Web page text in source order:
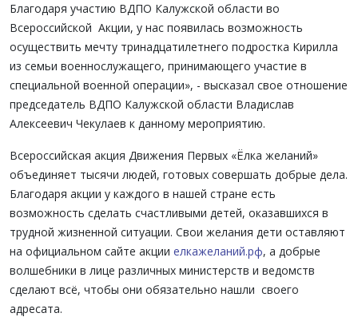
Благодаря участию ВДПО Калужской области во
Всероссийской Акции, у нас появилась возможность
осуществить мечту тринадцатилетнего подростка Кирилла
из семьи военнослужащего, принимающего участие в
специальной военной операции», - высказал свое отношение
председатель ВДПО Калужской области Владислав
Алексеевич Чекулаев к данному мероприятию.
Всероссийская акция Движения Первых «Ёлка желаний»
объединяет тысячи людей, готовых совершать добрые дела.
Благодаря акции у каждого в нашей стране есть
возможность сделать счастливыми детей, оказавшихся в
трудной жизненной ситуации. Свои желания дети оставляют
на официальном сайте акции елкажеланий.рф, а добрые
волшебники в лице различных министерств и ведомств
сделают всё, чтобы они обязательно нашли своего
адресата.